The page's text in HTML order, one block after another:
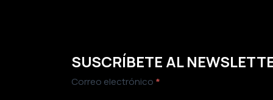
SUSCRÍBETE AL
Newsletter
Correo electrónico *